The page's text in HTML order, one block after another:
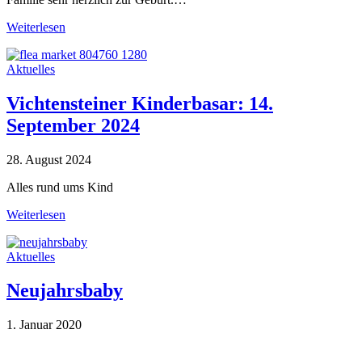
Weiterlesen
Aktuelles
Vichtensteiner Kinderbasar: 14.
September 2024
28. August 2024
Alles rund ums Kind
Weiterlesen
Aktuelles
Neujahrsbaby
1. Januar 2020